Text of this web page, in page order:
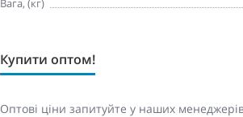
Вага, (кг)
Купити оптом!
Оптові ціни запитуйте у наших